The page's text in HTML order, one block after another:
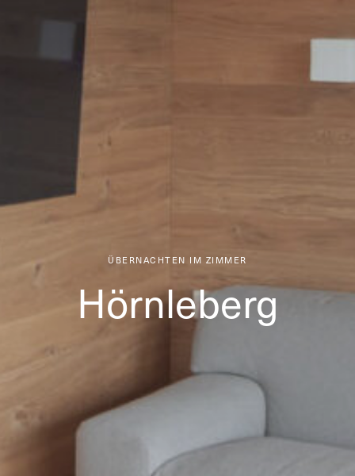
ÜBERNACHTEN IM ZIMMER
Hörnleberg